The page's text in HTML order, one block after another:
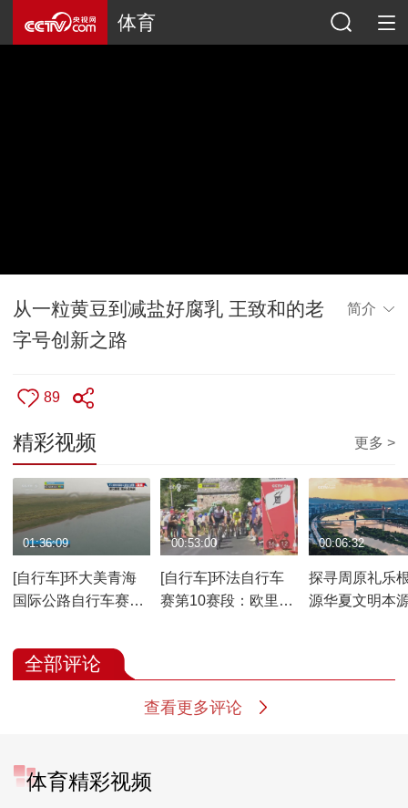
体育
从一粒黄豆到减盐好腐乳 王致和的老
字号创新之路
简介
89
精彩视频 更多 >
[自行车]环大美青海
国际公路自行车赛第
01:36:09
[自行车]环法自行车
赛第10赛段：欧里亚
00:53:00
探寻周原礼乐
源华夏文明本
00:06:32
全部评论
查看更多评论
体育精彩视频